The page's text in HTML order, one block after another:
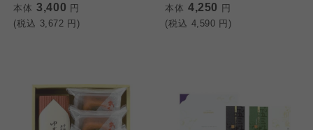
本体 3,400 円
(税込 3,672 円)
本体 4,250 円
(税込 4,590 円)